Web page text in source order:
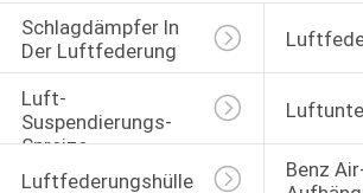
Schlagdämpfer In
Der Luftfederung
Luft-
Suspendierungs-
Spreize
Luftfederungshülle
Benz